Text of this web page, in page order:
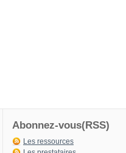
Abonnez-vous(RSS)
Les ressources